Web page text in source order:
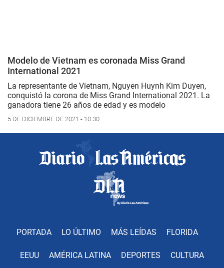
Modelo de Vietnam es coronada Miss Grand
International 2021
La representante de Vietnam, Nguyen Huynh Kim Duyen,
conquistó la corona de Miss Grand International 2021. La
ganadora tiene 26 años de edad y es modelo
5 DE DICIEMBRE DE 2021 - 10:30
PORTADA LO ÚLTIMO MÁS LEÍDAS FLORIDA
EEUU AMÉRICA LATINA DEPORTES CULTURA